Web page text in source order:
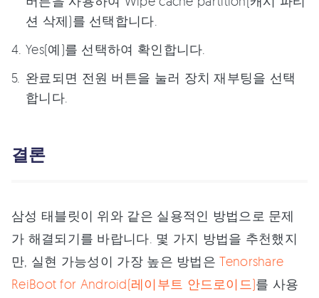
션 삭제)를 선택합니다.
Yes(예)를 선택하여 확인합니다.
완료되면 전원 버튼을 눌러 장치 재부팅을 선택
합니다.
결론
삼성 태블릿이 위와 같은 실용적인 방법으로 문제
가 해결되기를 바랍니다. 몇 가지 방법을 추천했지
만, 실현 가능성이 가장 높은 방법은Tenorshare
ReiBoot for Android(레이부트 안드로이드)를 사용